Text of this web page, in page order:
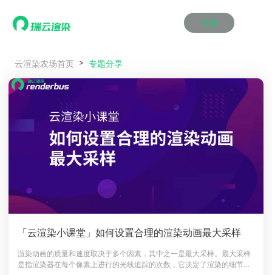
注册
产品服务
效果图渲染
云制作
云渲染管理系统
瑞兔百宝箱
AI视频插帧
效果图渲染
云制作
云渲染管理系统
瑞兔百宝箱
AI视频插帧
效果图渲染
云制作
云渲染管理系统
瑞兔百宝箱
AI视频插帧
效果图渲染
云制作
云渲染管理系统
瑞兔百宝箱
AI视频插帧
效果图渲染
云制作
云渲染管理系统
瑞兔百宝箱
AI视频插帧
效果图渲染
云制作
云渲染管理系统
瑞兔百宝箱
AI视频插帧
解决方案
Maya云渲染方案
3ds Max云渲染方案
Cinema 4D云渲染方案
Blender 云渲染方案
Maya云渲染方案
3ds Max云渲染方案
Cinema 4D云渲染方案
Blender 云渲染方案
Maya云渲染方案
3ds Max云渲染方案
Cinema 4D云渲染方案
Blender 云渲染方案
Maya云渲染方案
3ds Max云渲染方案
Cinema 4D云渲染方案
Blender 云渲染方案
Maya云渲染方案
3ds Max云渲染方案
Cinema 4D云渲染方案
Blender 云渲染方案
Maya云渲染方案
3ds Max云渲染方案
Cinema 4D云渲染方案
Blender 云渲染方案
动画价格
效果图价格
动画价格
效果图价格
动画价格
效果图价格
动画价格
效果图价格
动画价格
效果图价格
动画价格
效果图价格
资讯&赛事
渲染百科
渲染大赛
泛CG交流会
渲染百科
渲染大赛
泛CG交流会
渲染百科
渲染大赛
泛CG交流会
渲染百科
渲染大赛
泛CG交流会
渲染百科
渲染大赛
泛CG交流会
渲染百科
渲染大赛
泛CG交流会
特惠专区
教育优惠
教育优惠
教育优惠
教育优惠
教育优惠
教育优惠
关于我们
云渲染农场首页 专题分享
「云渲染小课堂」如何设置合理的渲染动画最大采样
渲染动画的质量和速度取决于多个因素，其中之一是最大采样。最大采样
是指渲染器在每个像素上进行的光线追踪的次数，它决定了渲染的细节和